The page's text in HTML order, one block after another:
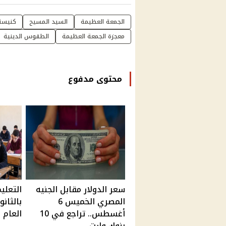
الجمعة العظيمة السيد المسيح
معجزة الجمعة العظيمة
الطقوس الدينية
محتوى مدفوع
سعر الدولار مقابل الجنيه
المصري الخميس 6
أغسطس.. تراجع في 10